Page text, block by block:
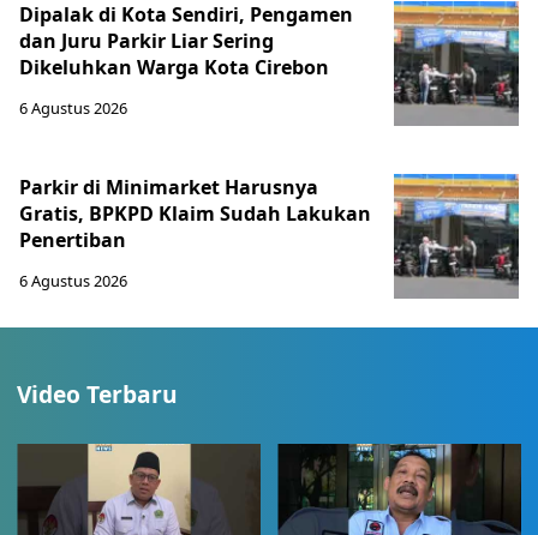
Dipalak di Kota Sendiri, Pengamen
dan Juru Parkir Liar Sering
Dikeluhkan Warga Kota Cirebon
6 Agustus 2026
Parkir di Minimarket Harusnya
Gratis, BPKPD Klaim Sudah Lakukan
Penertiban
6 Agustus 2026
Video Terbaru